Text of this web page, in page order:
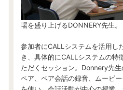
場を盛り上げるDONNERY先生。
参加者にCALLシステムを活用し
き、具体的にCALLシステムの特
ただくセッション。Donnery先
ペア、ペア会話の録音、ムービ